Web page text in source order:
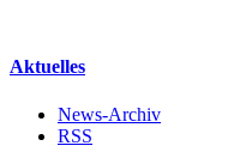
Aktuelles
News-Archiv
RSS